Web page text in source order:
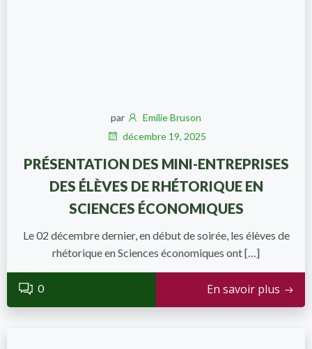
par
Emilie Bruson
décembre 19, 2025
PRÉSENTATION DES MINI-ENTREPRISES
DES ÉLÈVES DE RHÉTORIQUE EN
SCIENCES ÉCONOMIQUES
Le 02 décembre dernier, en début de soirée, les élèves de
rhétorique en Sciences économiques ont […]
0 En savoir plus